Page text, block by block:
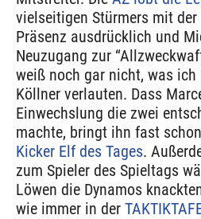
vielseitigen Stürmers mit
Präsenz ausdrücklich und
Neuzugang zur
weiß noch gar nicht, was
Köllner verlauten. Dass
Einwechslung die zwei
machte, bringt ihn fast
Kicker Elf des Tages.
zum Spieler des Spieltags
Löwen die Dynamos
wie immer in der